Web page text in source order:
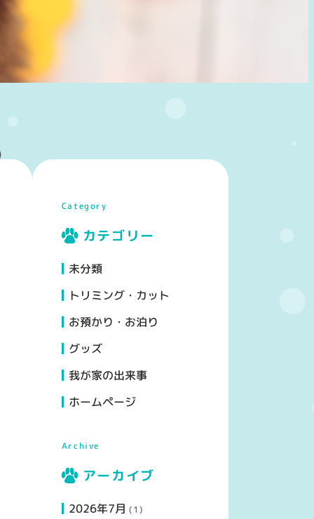
Category
カテゴリー
未分類
トリミング・カット
お預かり・お泊り
グッズ
我が家の出来事
ホームページ
Archive
アーカイブ
2026年7月 (1)